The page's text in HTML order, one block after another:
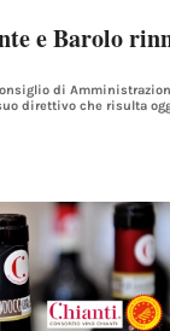
e Barolo
di
direttivo che risulta